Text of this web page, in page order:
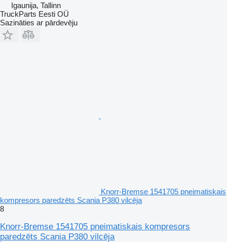
Igaunija, Tallinn
TruckParts Eesti OÜ
Sazināties ar pārdevēju
Knorr-Bremse 1541705 pneimatiskais
kompresors paredzēts Scania P380 vilcēja
8
Knorr-Bremse 1541705 pneimatiskais kompresors
paredzēts Scania P380 vilcēja